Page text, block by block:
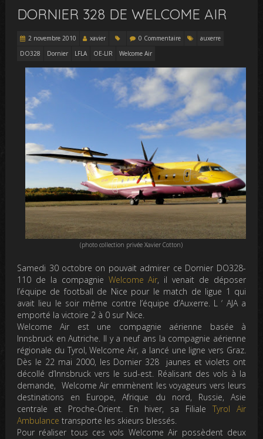
DORNIER 328 DE WELCOME AIR
2 novembre 2010 xavier 0 Commentaire
auxerre
DO328
Dornier LFLA OE-LIR Welcome Air
(photo collection privée Xavier Cotton)
Samedi 30 octobre on pouvait admirer ce Dornier DO328-
110 de la compagnie Welcome Air, il venait de déposer
l’équipe de football de Nice pour le match de ligue 1 qui
avait lieu le soir même contre l’équipe d’Auxerre. L ‘ AJA a
emporté la victoire 2 à 0 sur Nice.
Welcome Air est une compagnie aérienne basée à
Innsbruck en Autriche. Il y a neuf ans la compagnie aérienne
régionale du Tyrol, Welcome Air, a lancé une ligne vers Graz.
Dès le 22 mai 2000, les Dornier 328 jaunes et violets ont
décollé d’Innsbruck vers le sud-est. Réalisant des vols à la
demande, Welcome Air emmènent les voyageurs vers leurs
destinations en Europe, Afrique du nord, Russie, Asie
centrale et Proche-Orient. En hiver, sa FilialeTyrol Air
Ambulance transporte les skieurs blessés.
Pour réaliser tous ces vols Welcome Air possèdent deux